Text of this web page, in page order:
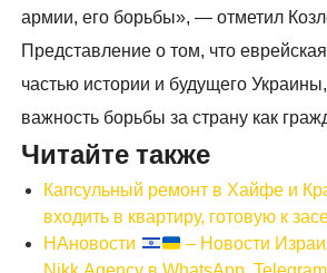
армии, его борьбы», — отметил
Представление о том, что
частью истории и будущего
важность борьбы за страну как
Читайте также
Капсульный ремонт в Хайфе и
входить в квартиру, готовую к
НАновости
– Новости